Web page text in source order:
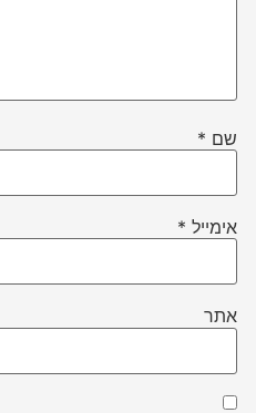
שם *
אימייל *
אתר